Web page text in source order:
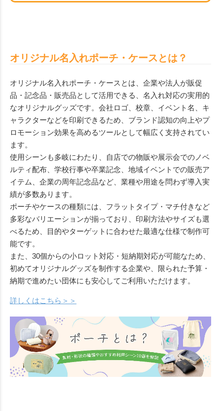
オリジナル名入れポーチ・ケースとは？
オリジナル名入れポーチ・ケースとは、企業や法人が販促
品・記念品・販売品として活用できる、名入れ対応の実用的
なオリジナルグッズです。会社ロゴ、校章、イベント名、キ
ャラクターなどを印刷できるため、ブランド認知の向上やプ
ロモーション効果を高めるツールとして幅広く支持されてい
ます。
使用シーンも多岐にわたり、自店での物販や展示会でのノベ
ルティ配布、学校行事や卒業記念、地域イベントでの販売ア
イテム、企業の周年記念品など、業種や用途を問わず導入実
績が多数あります。
ポーチやケースの種類には、フラットタイプ・マチ付きなど
多彩なバリエーションが揃っており、印刷方法やサイズも選
べるため、目的やターゲットに合わせた最適な仕様で制作可
能です。
また、30個からの小ロット対応・短納期対応が可能なため、
初めてオリジナルグッズを制作する企業や、限られた予算・
納期で進めたい団体にも安心してご利用いただけます。
詳しくはこちら＞＞